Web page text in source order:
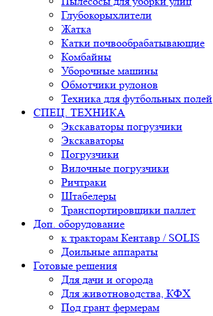
Глубокорыхлители
Жатка
Катки почвообрабатывающие
Комбайны
Уборочные машины
Обмотчики рулонов
Техника для футбольных полей
СПЕЦ. ТЕХНИКА
Экскаваторы погрузчики
Экскаваторы
Погрузчики
Вилочные погрузчики
Ричтраки
Штабелеры
Транспортировщики паллет
Доп. оборудование
к тракторам Кентавр / SOLIS
Доильные аппараты
Готовые решения
Для дачи и огорода
Для животноводства, КФХ
Под грант фермерам